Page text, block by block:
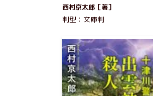
西村京太郎［著］
判型：文庫判